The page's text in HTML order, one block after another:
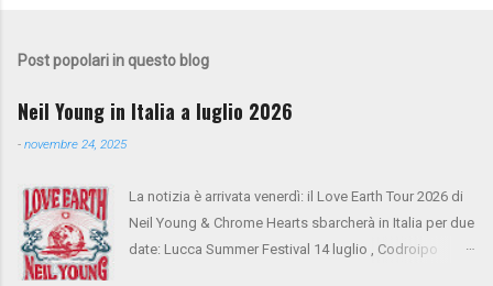
Post popolari in questo blog
Neil Young in Italia a luglio 2026
- novembre 24, 2025
La notizia è arrivata venerdì: il Love Earth Tour 2026 di
Neil Young & Chrome Hearts sbarcherà in Italia per due
date: Lucca Summer Festival 14 luglio , Codroipo